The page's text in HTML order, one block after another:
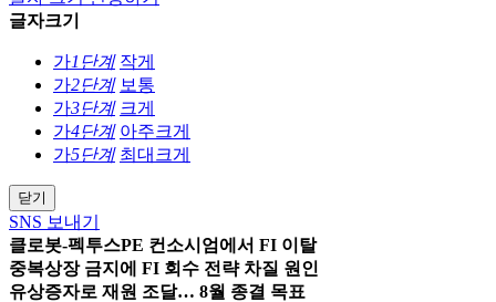
글자크기
가1단계 작게
가2단계 보통
가3단계 크게
가4단계 아주크게
가5단계 최대크게
닫기
SNS 보내기
클로봇-펙투스PE 컨소시엄에서 FI 이탈
중복상장 금지에 FI 회수 전략 차질 원인
유상증자로 재원 조달… 8월 종결 목표